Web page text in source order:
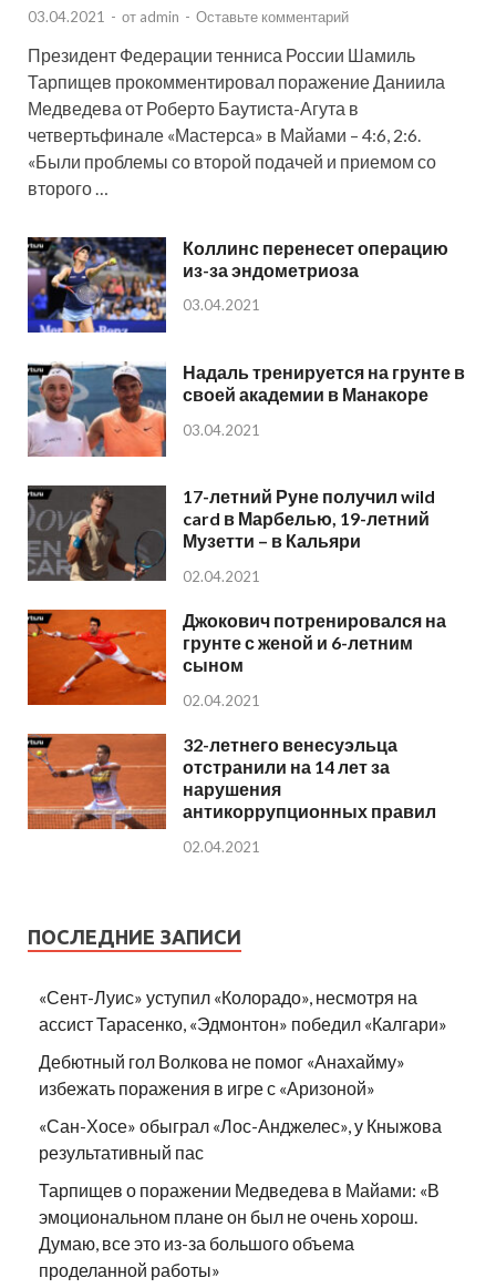
03.04.2021 - от admin - Оставьте комментарий
Президент Федерации тенниса России Шамиль
Тарпищев прокомментировал поражение Даниила
Медведева от Роберто Баутиста-Агута в
четвертьфинале «Мастерса» в Майами – 4:6, 2:6.
«Были проблемы со второй подачей и приемом со
второго …
Коллинс перенесет операцию
из-за эндометриоза
03.04.2021
Надаль тренируется на грунте в
своей академии в Манакоре
03.04.2021
17-летний Руне получил wild
card в Марбелью, 19-летний
Музетти – в Кальяри
02.04.2021
Джокович потренировался на
грунте с женой и 6-летним
сыном
02.04.2021
32-летнего венесуэльца
отстранили на 14 лет за
нарушения
антикоррупционных правил
02.04.2021
ПОСЛЕДНИЕ ЗАПИСИ
«Сент-Луис» уступил «Колорадо», несмотря на
ассист Тарасенко, «Эдмонтон» победил «Калгари»
Дебютный гол Волкова не помог «Анахайму»
избежать поражения в игре с «Аризоной»
«Сан-Хосе» обыграл «Лос-Анджелес», у Кныжова
результативный пас
Тарпищев о поражении Медведева в Майами: «В
эмоциональном плане он был не очень хорош.
Думаю, все это из-за большого объема
проделанной работы»